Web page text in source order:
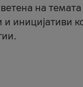
на
иницијативи